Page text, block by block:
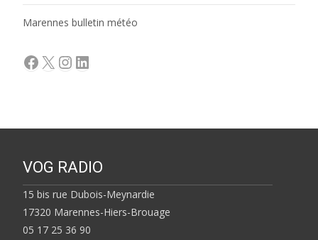
Marennes bulletin météo
Facebook
X Instagram
LinkedIn
VOG RADIO
15 bis rue Dubois-Meynardie
17320 Marennes-Hiers-Brouage
05 17 25 36 90